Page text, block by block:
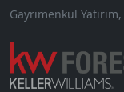
Gayrimenkul